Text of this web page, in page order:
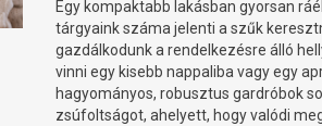
Egy kompaktabb lakásban gyorsan
tárgyaink száma jelenti a szűk
gazdálkodunk a rendelkezésre álló
vinni egy kisebb nappaliba vagy egy
hagyományos, robusztus gardróbok
zsúfoltságot, ahelyett, hogy valódi